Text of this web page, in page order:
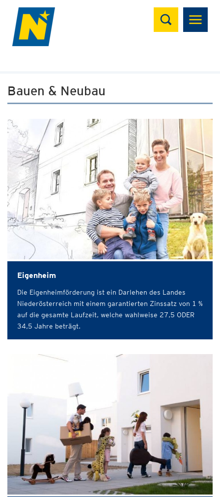
Suchen
Bauen & Neubau
Eigenheim
Die Eigenheimförderung ist ein Darlehen des Landes
Niederösterreich mit einem garantierten Zinssatz von 1 %
auf die gesamte Laufzeit, welche wahlweise 27,5 ODER
34,5 Jahre beträgt.